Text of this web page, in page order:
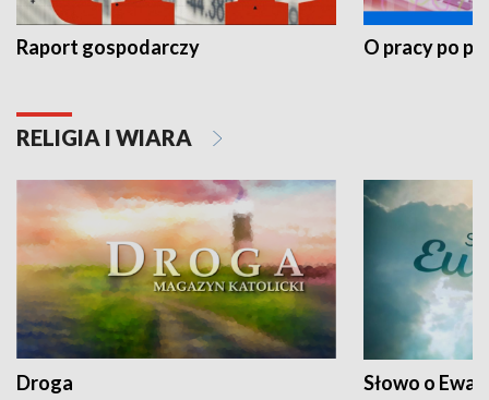
Raport gospodarczy O pracy po
RELIGIA I WIARA
Droga Słowo o